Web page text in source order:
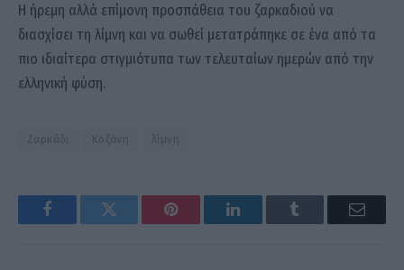
Η ήρεμη αλλά επίμονη προσπάθεια του ζαρκαδιού να
διασχίσει τη λίμνη και να σωθεί μετατράπηκε σε ένα από τα
πιο ιδιαίτερα στιγμιότυπα των τελευταίων ημερών από την
ελληνική φύση.
Ζαρκάδι Κοζάνη λίμνη
FacebookTwitter Pinterest LinkedInTumblr Email